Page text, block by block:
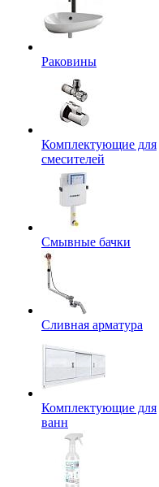
Раковины
Комплектующие для
смесителей
Смывные бачки
Сливная арматура
Комплектующие для
ванн